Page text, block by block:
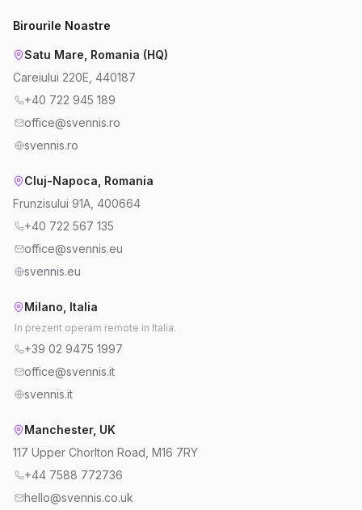
Birourile Noastre
Satu Mare, Romania (HQ)
Careiului 220E, 440187
+40 722 945 189
office@svennis.ro
svennis.ro
Cluj-Napoca, Romania
Frunzisului 91A, 400664
+40 722 567 135
office@svennis.eu
svennis.eu
Milano, Italia
In prezent operam remote in Italia.
+39 02 9475 1997
office@svennis.it
svennis.it
Manchester, UK
117 Upper Chorlton Road, M16 7RY
+44 7588 772736
hello@svennis.co.uk